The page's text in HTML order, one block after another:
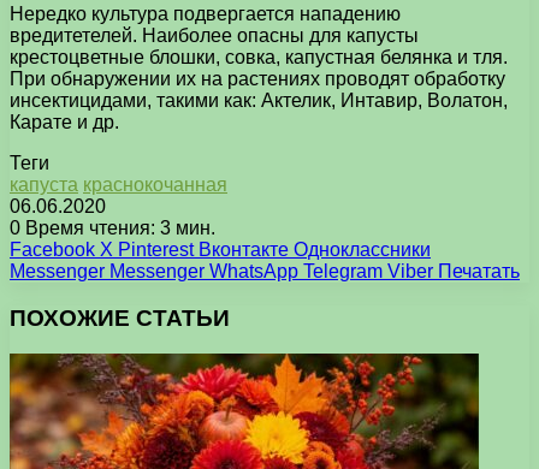
Нередко культура подвергается нападению
вредитетелей. Наиболее опасны для капусты
крестоцветные блошки, совка, капустная белянка и тля.
При обнаружении их на растениях проводят обработку
инсектицидами, такими как: Актелик, Интавир, Волатон,
Карате и др.
Теги
капуста краснокочанная
06.06.2020
0 Время чтения: 3 мин.
Facebook X Pinterest Вконтакте Одноклассники
Messenger Messenger WhatsApp Telegram Viber Печатать
ПОХОЖИЕ СТАТЬИ